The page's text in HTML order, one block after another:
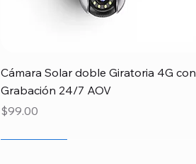
Vista rápida
Cámara Solar doble Giratoria 4G con
Grabación 24/7 AOV
Precio
$99.00